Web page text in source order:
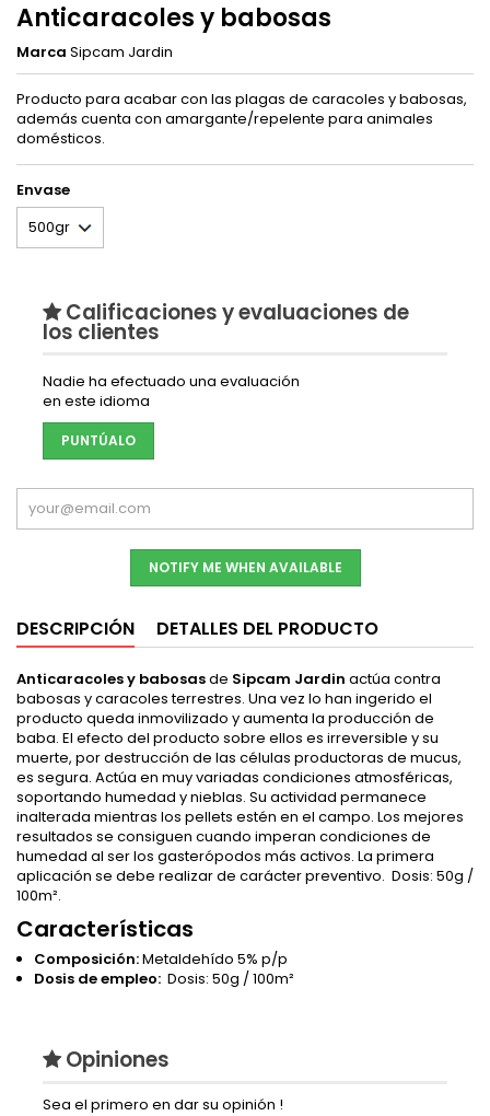
Anticaracoles y babosas
Marca Sipcam Jardin
Producto para acabar con las plagas de caracoles y babosas,
además cuenta con amargante/repelente para animales
domésticos.
Envase
Calificaciones y evaluaciones de
los clientes
Nadie ha efectuado una evaluación
en este idioma
PUNTÚALO
NOTIFY ME WHEN AVAILABLE
DESCRIPCIÓN DETALLES DEL PRODUCTO
Anticaracoles y babosasde Sipcam Jardin actúa contra
babosas y caracoles terrestres. Una vez lo han ingerido el
producto queda inmovilizado y aumenta la producción de
baba. El efecto del producto sobre ellos es irreversible y su
muerte, por destrucción de las células productoras de mucus,
es segura. Actúa en muy variadas condiciones atmosféricas,
soportando humedad y nieblas. Su actividad permanece
inalterada mientras los pellets estén en el campo. Los mejores
resultados se consiguen cuando imperan condiciones de
humedad al ser los gasterópodos más activos. La primera
aplicación se debe realizar de carácter preventivo. Dosis: 50g /
100m².
Características
Composición:Metaldehído 5% p/p
Dosis de empleo: Dosis: 50g / 100m²
Opiniones
Sea el primero en dar su opinión !